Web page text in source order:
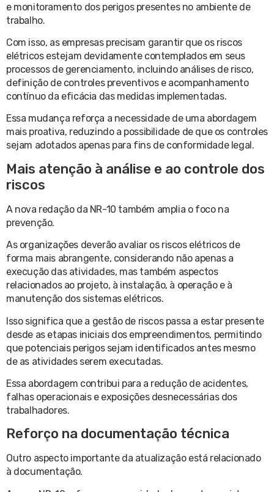
e monitoramento dos perigos presentes no ambiente de
trabalho.
Com isso, as empresas precisam garantir que os riscos
elétricos estejam devidamente contemplados em seus
processos de gerenciamento, incluindo análises de risco,
definição de controles preventivos e acompanhamento
contínuo da eficácia das medidas implementadas.
Essa mudança reforça a necessidade de uma abordagem
mais proativa, reduzindo a possibilidade de que os controles
sejam adotados apenas para fins de conformidade legal.
Mais atenção à análise e ao controle dos
riscos
A nova redação da NR-10 também amplia o foco na
prevenção.
As organizações deverão avaliar os riscos elétricos de
forma mais abrangente, considerando não apenas a
execução das atividades, mas também aspectos
relacionados ao projeto, à instalação, à operação e à
manutenção dos sistemas elétricos.
Isso significa que a gestão de riscos passa a estar presente
desde as etapas iniciais dos empreendimentos, permitindo
que potenciais perigos sejam identificados antes mesmo
de as atividades serem executadas.
Essa abordagem contribui para a redução de acidentes,
falhas operacionais e exposições desnecessárias dos
trabalhadores.
Reforço na documentação técnica
Outro aspecto importante da atualização está relacionado
à documentação.